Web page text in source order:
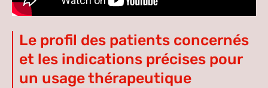
Le profil des patients concernés
et les indications précises pour
un usage thérapeutique